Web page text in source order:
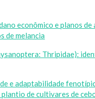
econômico e planos
de melancia
Thripidae):
e adaptabilidade
plantio de cultivares de